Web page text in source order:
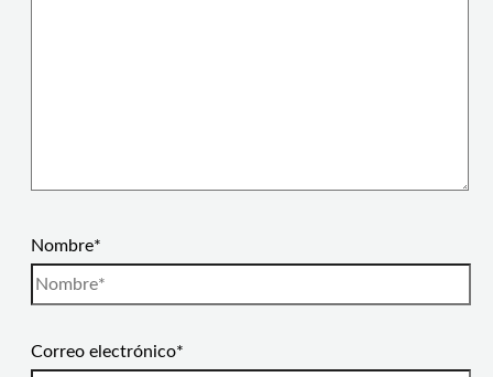
Nombre*
Correo electrónico*